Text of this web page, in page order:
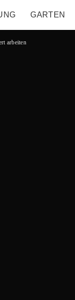
GARTEN
arbeiten